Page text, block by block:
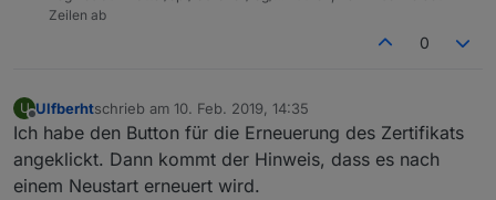
Zeilen ab
0
U
Offline
Ulfberhtschrieb am 10. Feb. 2019, 14:35
zuletzt editiert von
Ich habe den Button für die Erneuerung des Zertifikats
angeklickt. Dann kommt der Hinweis, dass es nach
einem Neustart erneuert wird.